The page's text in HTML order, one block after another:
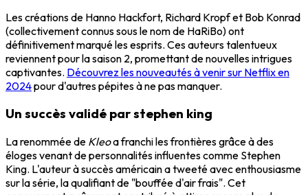
Les créations de Hanno Hackfort, Richard Kropf et Bob Konrad
(collectivement connus sous le nom de HaRiBo) ont
définitivement marqué les esprits. Ces auteurs talentueux
reviennent pour la saison 2, promettant de nouvelles intrigues
captivantes. Découvrez les nouveautés à venir sur Netflix en
2024pour d'autres pépites à ne pas manquer.
Un succès validé par stephen king
La renommée de Kleoa franchi les frontières grâce à des
éloges venant de personnalités influentes comme Stephen
King. L'auteur à succès américain a tweeté avec enthousiasme
sur la série, la qualifiant de "bouffée d'air frais". Cet